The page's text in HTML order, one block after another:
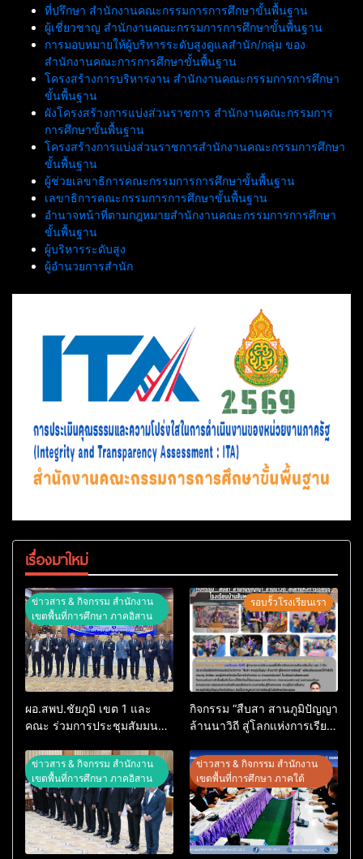
ที่ปรึกษา สำนักงานคณะกรรมการการศึกษาขั้นพื้นฐาน
ผู้เชี่ยวชาญ สำนักงานคณะกรรมการการศึกษาขั้นพื้นฐาน
การมอบหมายให้ผู้บริหารระดับสูงดูแลสำนัก/กลุ่ม ของ
สำนักงานคณะการการศึกษาขั้นพื้นฐาน
โครงสร้างการบริหารงาน สำนักงานคณะกรรมการการศึกษา
ขั้นพื้นฐาน
ผังโครงสร้างการแบ่งส่วนราชการ สำนักงานคณะกรรมการ
การศึกษาขั้นพื้นฐาน
โครงสร้างการแบ่งส่วนราชการสำนักงานคณะกรรมการศึกษา
ขั้นพื้นฐาน
ผู้ช่วยเลขาธิการคณะกรรมการการศึกษาขั้นพื้นฐาน
เลขาธิการคณะกรรมการการศึกษาขั้นพื้นฐาน
อำนาจหน้าที่ตามกฎหมายสำนักงานคณะกรรมการการศึกษา
ขั้นพื้นฐาน
ผู้บริหารระดับสูง
ผู้อำนวยการสำนัก
เรื่องมาใหม่
ข่าวสาร & กิจกรรม สำนักงาน
เขตพื้นที่การศึกษา ภาคอิสาน
ผอ.สพป.ชัยภูมิ เขต 1 และ
คณะ ร่วมการประชุมสัมมนา
นำการศึกษาไทยสู่อนาคต”
ประจำเขตตรวจราชการที่ 13
รอบรั้วโรงเรียนเรา
กิจกรรม “สืบสา สานภูมิปัญญา
ล้านนาวิถี สู่โลกแห่งการเรียน
ประจำปีการศึกษา 2569
ข่าวสาร & กิจกรรม สำนักงาน
เขตพื้นที่การศึกษา ภาคอิสาน
ข่าวสาร & กิจกรรม สำนักงาน
เขตพื้นที่การศึกษา ภาคใต้